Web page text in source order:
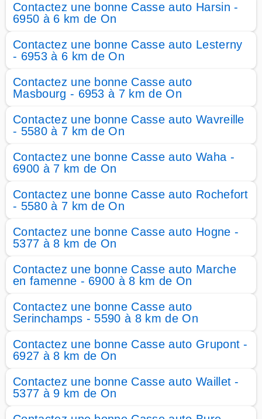
Contactez une bonne Casse auto Harsin -
6950 à 6 km de On
Contactez une bonne Casse auto Lesterny
- 6953 à 6 km de On
Contactez une bonne Casse auto
Masbourg - 6953 à 7 km de On
Contactez une bonne Casse auto Wavreille
- 5580 à 7 km de On
Contactez une bonne Casse auto Waha -
6900 à 7 km de On
Contactez une bonne Casse auto Rochefort
- 5580 à 7 km de On
Contactez une bonne Casse auto Hogne -
5377 à 8 km de On
Contactez une bonne Casse auto Marche
en famenne - 6900 à 8 km de On
Contactez une bonne Casse auto
Serinchamps - 5590 à 8 km de On
Contactez une bonne Casse auto Grupont -
6927 à 8 km de On
Contactez une bonne Casse auto Waillet -
5377 à 9 km de On